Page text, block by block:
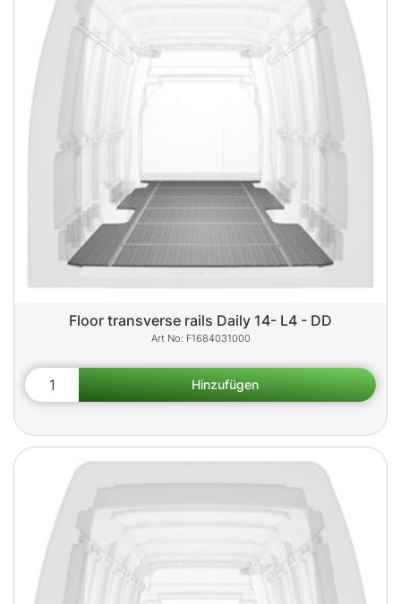
Floor transverse rails Daily 14- L4 - DD
F1684031000